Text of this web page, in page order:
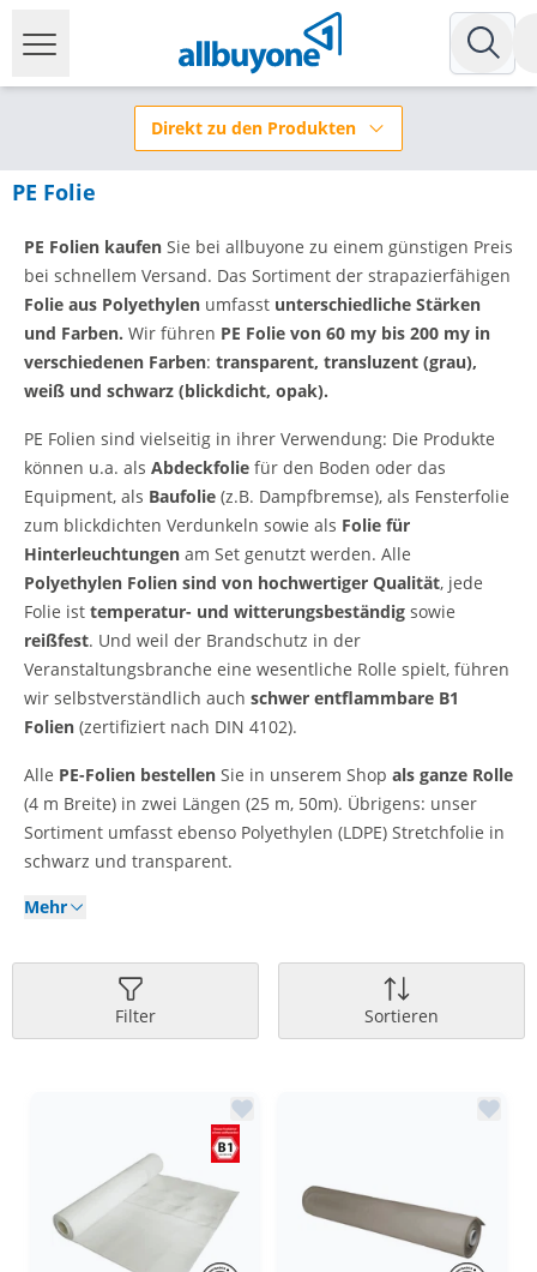
Direkt zu den Produkten
PE Folie
PE Folien kaufen Sie bei allbuyone zu einem günstigen Preis
bei schnellem Versand. Das Sortiment der strapazierfähigen
Folie aus Polyethylen umfasst unterschiedliche Stärken
und Farben. Wir führen PE Folie von 60 my bis 200 my in
verschiedenen Farben: transparent, transluzent (grau),
weiß und schwarz (blickdicht, opak).
PE Folien sind vielseitig in ihrer Verwendung: Die Produkte
können u.a. als Abdeckfolie für den Boden oder das
Equipment, als Baufolie (z.B. Dampfbremse), als Fensterfolie
zum blickdichten Verdunkeln sowie als Folie für
Hinterleuchtungen am Set genutzt werden. Alle
Polyethylen Folien sind von hochwertiger Qualität, jede
Folie ist temperatur- und witterungsbeständig sowie
reißfest. Und weil der Brandschutz in der
Veranstaltungsbranche eine wesentliche Rolle spielt, führen
wir selbstverständlich auch schwer entflammbare B1
Folien (zertifiziert nach DIN 4102).
Alle PE-Folien bestellen Sie in unserem Shop als ganze Rolle
(4 m Breite) in zwei Längen (25 m, 50m). Übrigens: unser
Sortiment umfasst ebenso Polyethylen (LDPE) Stretchfolie in
schwarz und transparent.
Mehr
Filter Sortieren